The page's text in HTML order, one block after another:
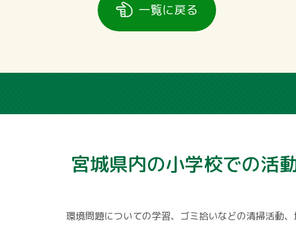
一覧に戻る
宮城県内の小学校での活
環境問題についての学習、ゴミ拾いなどの清掃活動、